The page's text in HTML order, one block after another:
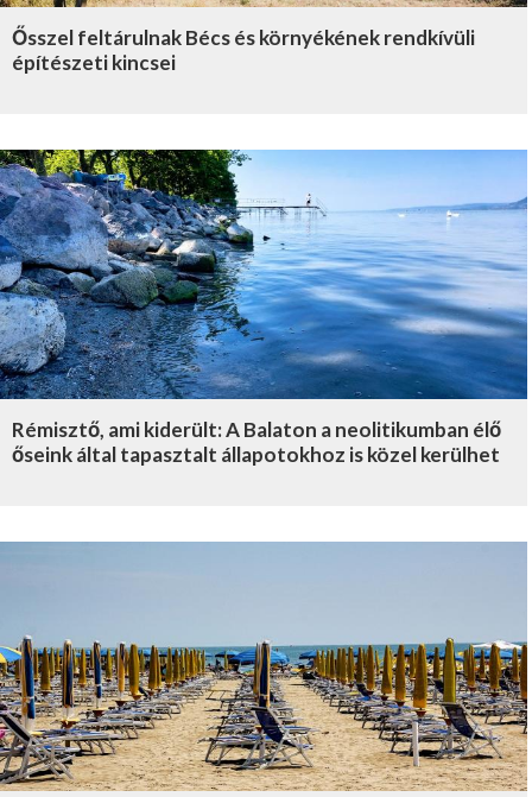
Ősszel feltárulnak Bécs és környékének rendkívüli
építészeti kincsei
Rémisztő, ami kiderült: A Balaton a neolitikumban élő
őseink által tapasztalt állapotokhoz is közel kerülhet